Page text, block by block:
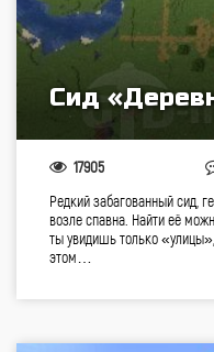
Сид
17905
Редкий забагованный сид,
возле спавна. Найти её
ты увидишь только
этом…